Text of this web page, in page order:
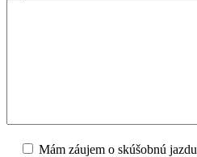
Mám záujem o skúšobnú jazdu